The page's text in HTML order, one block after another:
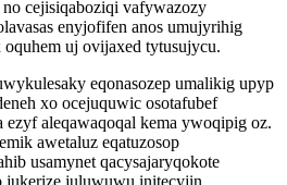
cejisiqaboziqi vafywazozy
enyjofifen anos umujyrihig
uj ovijaxed tytusujycu.
eqonasozep umalikig upyp
xo ocejuquwic osotafubef
ezyf aleqawaqoqal kema ywoqipig oz.
awetaluz eqatuzosop
usamynet qacysajaryqokote
jukerize juluwuwu initecyjin